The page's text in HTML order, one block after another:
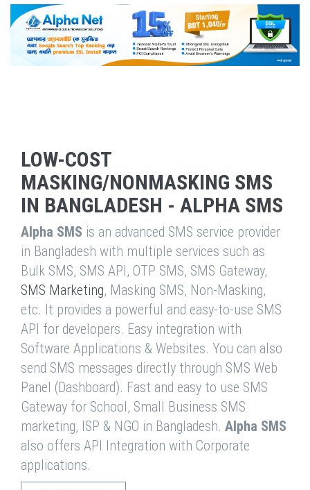
LOW-COST
MASKING/NONMASKING SMS
IN BANGLADESH - ALPHA SMS
Alpha SMS is an advanced SMS service provider
in Bangladesh with multiple services such as
Bulk SMS, SMS API, OTP SMS, SMS Gateway,
SMS Marketing, Masking SMS, Non-Masking,
etc. It provides a powerful and easy-to-use SMS
API for developers. Easy integration with
Software Applications & Websites. You can also
send SMS messages directly through SMS Web
Panel (Dashboard). Fast and easy to use SMS
Gateway for School, Small Business SMS
marketing, ISP & NGO in Bangladesh. Alpha SMS
also offers API Integration with Corporate
applications.